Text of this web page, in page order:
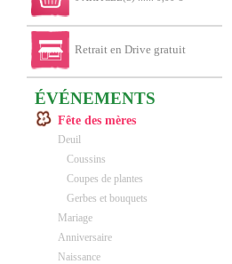
Retrait en Drive gratuit
ÉVÉNEMENTS
Fête des mères
Deuil
Coussins
Coupes de plantes
Gerbes et bouquets
Mariage
Anniversaire
Naissance